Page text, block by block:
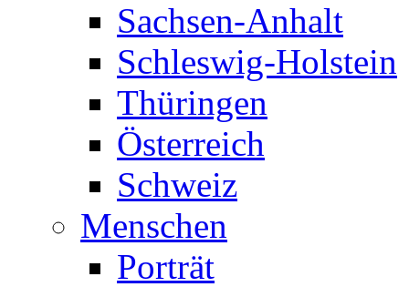
Sachsen-Anhalt
Schleswig-Holstein
Thüringen
Österreich
Schweiz
Menschen
Porträt